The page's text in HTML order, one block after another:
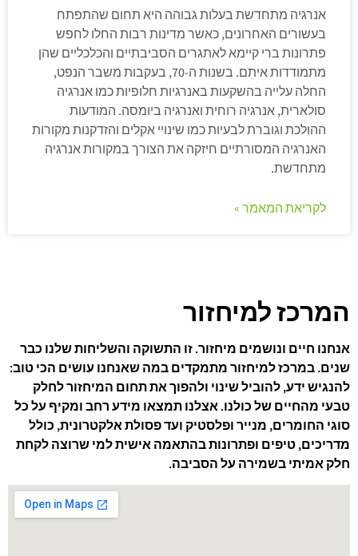
אנרגיה מתחדשת בעלות גבוהה היא תחום שהתפתח
בעשורים האחרונים, כאשר מדינות רבות החלו לחפש
פתרונות ברי קיימא לאתגרים הסביבתיים והכלכליים שהן
מתמודדות איתם. בשנות ה-70, בעקבות משבר הנפט,
החלה עלייה בהשקעות באנרגיות חלופיות כמו אנרגיה
סולארית, אנרגיה רוחית ואנרגיה ביומסה. המודעות
ההולכת וגוברת לבעיות כמו שינויי אקלים והזדקנות מקורות
האנרגיה המסורתיים חיזקה את הצורך במקורות אנרגיה
מתחדשת.
לקריאת המאמר »
המרכז למיחזור
אנחנו חיים ונושמים מיחזור. זו התשוקה והשליחות שלנו כבר
שנים. במרכז למיחזור מתמקדים במה שאנחנו עושים הכי טוב:
להנגיש ידע, להוביל שינוי ולהפוך את תחום המיחזור לחלק
טבעי מהחיים של כולנו. אצלנו תמצאו מידע רחב ומקיף על כל
סוגי החומרים, מנייר ופלסטיק ועד פסולת אלקטרונית, כולל
מדריכים, טיפים ופתרונות בהתאמה אישית למי שרוצה לקחת
חלק אמיתי בשמירה על הסביבה.